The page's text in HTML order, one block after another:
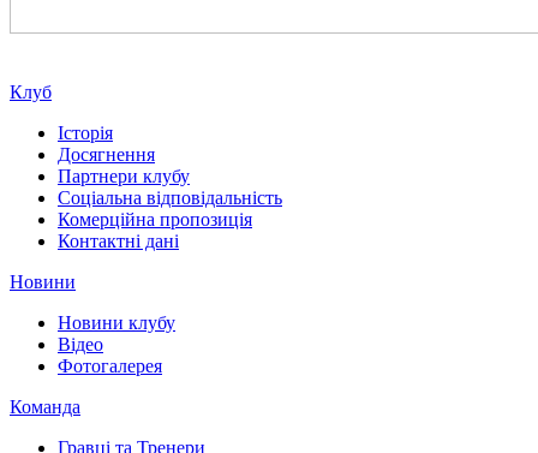
Клуб
Історія
Досягнення
Партнери клубу
Соціальна відповідальність
Комерційна пропозиція
Контактні дані
Новини
Новини клубу
Відео
Фотогалерея
Команда
Гравці та Тренери